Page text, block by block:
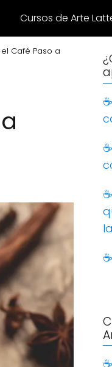
Cursos de Arte
Café Paso a